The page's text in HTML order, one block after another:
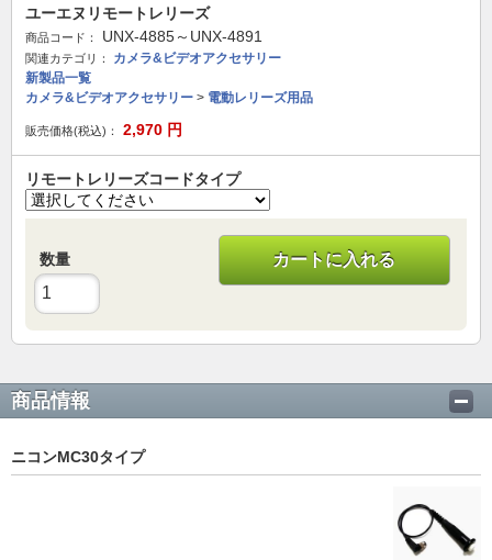
ユーエヌリモートレリーズ
商品コード： UNX-4885～UNX-4891
関連カテゴリ：
カメラ&ビデオアクセサリー
新製品一覧
カメラ&ビデオアクセサリー > 電動レリーズ用品
販売価格(税込)： 2,970 円
リモートレリーズコードタイプ
数量 カートに入れる
商品情報
ニコンMC30タイプ